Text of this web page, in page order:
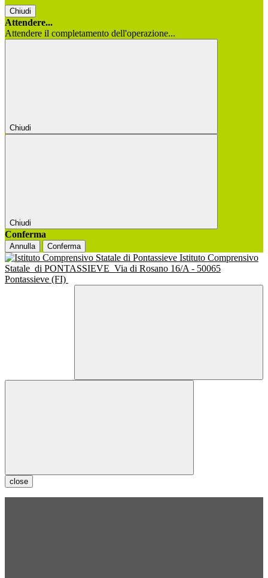
Chiudi
Attendere...
Attendere il completamento dell'operazione...
Chiudi
Chiudi
Conferma
Annulla Conferma
Istituto Comprensivo
Statale di PONTASSIEVE Via di Rosano 16/A - 50065
Pontassieve (FI)
close